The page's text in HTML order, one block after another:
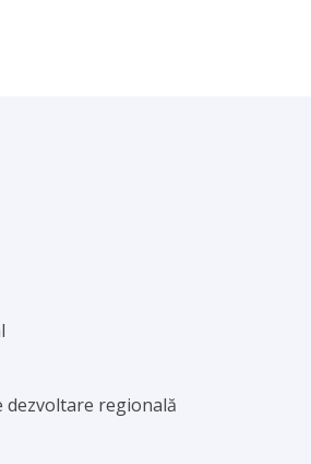
dezvoltare regională